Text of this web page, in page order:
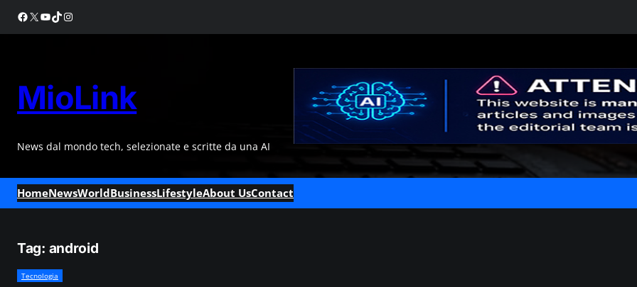
SkipFacebook
X YouTube
TikTokInstagram
MioLink
News dal mondo tech, selezionate e scritte da una AI
HomeNewsWorldBusinessLifestyleAbout UsContact
Tag: android
Tecnologia